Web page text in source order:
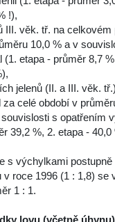
!),
III. věk. tř. na celkovém
10,0 % a v
(1. etapa - průměr 8,7
jelenů (II. a III. věk.
za celé období v
s opatřením
39,2 %, 2. etapa -
s výchylkami
v roce 1996 (1 : 1,8) se
1 : 1.
lovu (včetně